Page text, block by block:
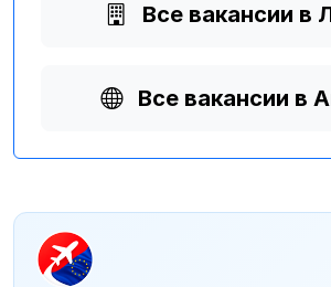
Все вакансии в
Все вакансии в